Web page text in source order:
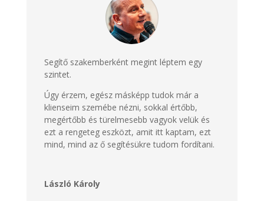
Segítő szakemberként megint léptem egy
szintet.
Úgy érzem, egész másképp tudok már a
klienseim szemébe nézni, sokkal értőbb,
megértőbb és türelmesebb vagyok velük és
ezt a rengeteg eszközt, amit itt kaptam, ezt
mind, mind az ő segítésükre tudom fordítani.
László Károly